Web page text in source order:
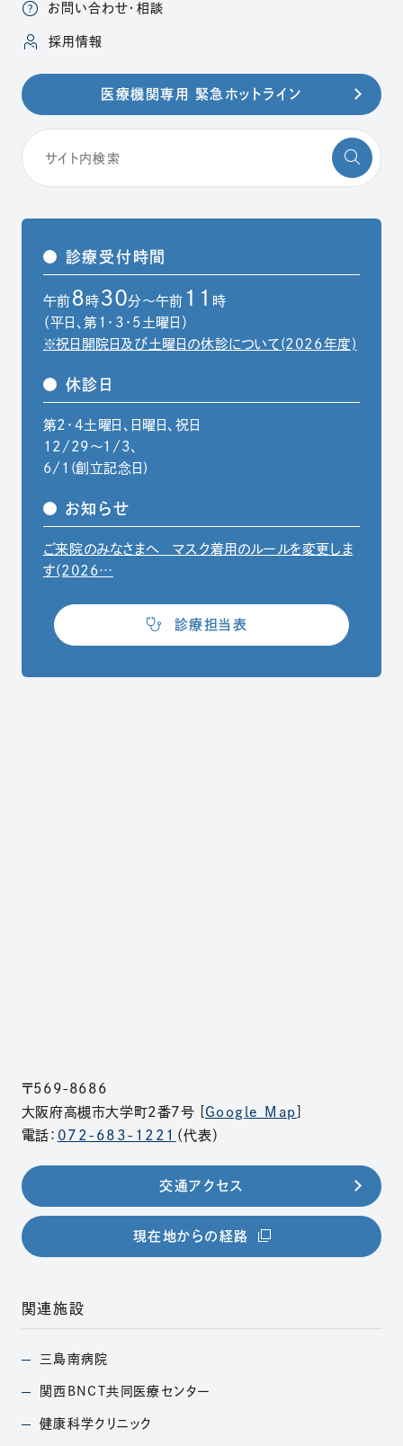
お問い合わせ・相談
採用情報
医療機関専用 緊急ホットライン
診療受付時間
午前 8 時 30分～午前 11
時
（平日、第1・3・5土曜日）
※祝日開院日及び土曜日の休診について(2026年度)
休診日
第2・4土曜日、日曜日、祝日
12/29〜1/3、
6/1(創立記念日)
お知らせ
ご来院のみなさまへ マスク着用のルールを変更しま
す(2026…
診療担当表
（別ウィンドウで開きます）
〒569-8686
大阪府高槻市大学町2番7号 [ Google Map
電話： 072-683-1221 （代表）
交通アクセス
現在地からの経路 （別ウィンドウで開きま
関連施設
三島南病院
（別ウィンドウで開きます）
関西BNCT共同医療 センター
（別ウィンドウで開きます）
健康科学クリニック
（別ウィンドウで開きます）